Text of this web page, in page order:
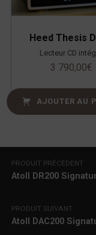
Heed Thesis
Lecteur CD
3 790,00€
AJOUTER AU
Navigation de l’article
PRODUIT PRÉCÉDENT
Atoll DR200
PRODUIT SUIVANT
Atoll DAC200